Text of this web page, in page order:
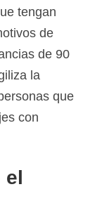
tengan
de
de 90
la
que
con
el